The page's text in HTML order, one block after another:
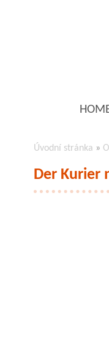
Úvodní stránka »
Der Kurier